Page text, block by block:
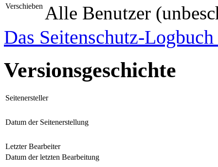
Verschieben Alle Benutzer
Das Seitenschutz-
Versionsgeschichte
Seitenersteller
Datum der Seitenerstellung
Letzter Bearbeiter
Datum der letzten Bearbeitung